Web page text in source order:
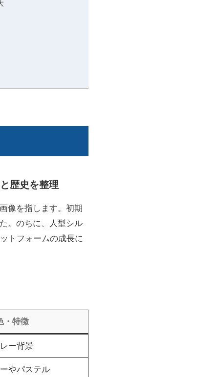
歴史を整理
像を指します。初期
。のちに、人型シル
トフォームの成長に
・特徴
ー背景
やパステル